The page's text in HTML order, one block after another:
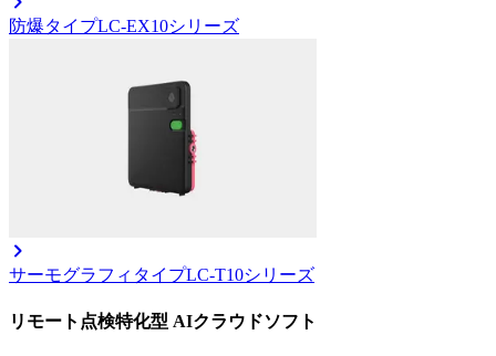
防爆タイプLC-EX10シリーズ
サーモグラフィタイプLC-T10シリーズ
リモート点検特化型 AIクラウドソフト